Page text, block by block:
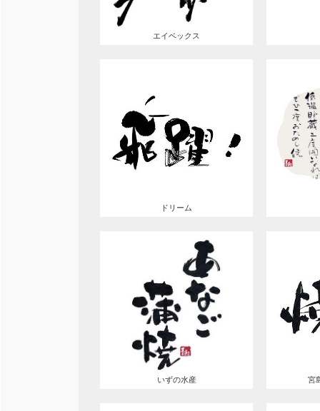
エイベックス
ドリーム
いずの水産 宮